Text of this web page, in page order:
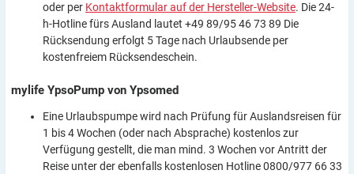
oder per Kontaktformular auf der Hersteller-Website. Die 24-
h-Hotline fürs Ausland lautet +49 89/95 46 73 89 Die
Rücksendung erfolgt 5 Tage nach Urlaubsende per
kostenfreiem Rücksendeschein.
mylife YpsoPump von Ypsomed
Eine Urlaubspumpe wird nach Prüfung für Auslandsreisen für
1 bis 4 Wochen (oder nach Absprache) kostenlos zur
Verfügung gestellt, die man mind. 3 Wochen vor Antritt der
Reise unter der ebenfalls kostenlosen Hotline 0800/977 66 33